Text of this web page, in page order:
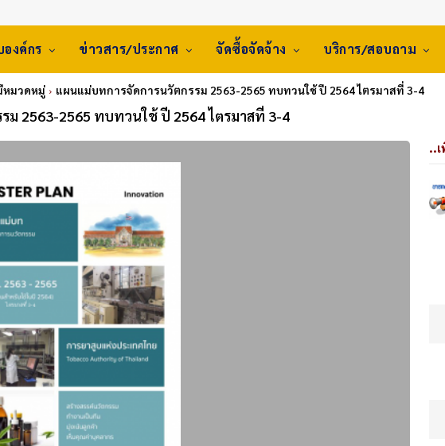
องค์กร ข่าวสาร/ประกาศ จัดซื้อจัดจ้าง บริการ/สอบถาม
หมวดหมู่ แผนแม่บทการจัดการนวัตกรรม 2563-2565 ทบทวนใช้ ปี 2564 ไตรมาสที่ 3-4
ม 2563-2565 ทบทวนใช้ ปี 2564 ไตรมาสที่ 3-4
..